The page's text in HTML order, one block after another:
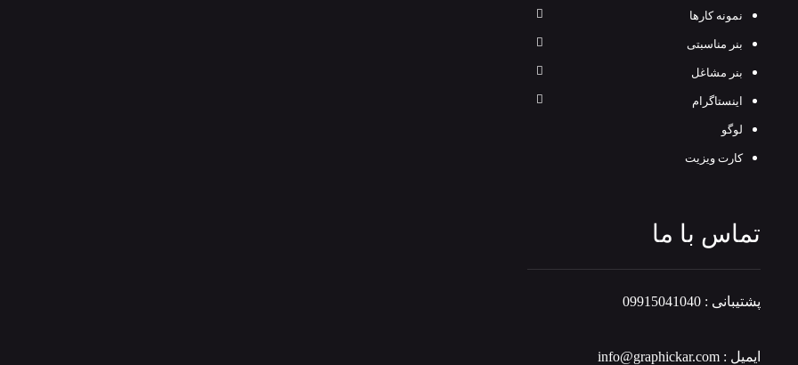
نمونه کارها
بنر مناسبتی
بنر مشاغل
اینستاگرام
لوگو
کارت ویزیت
تماس با ما
پشتیبانی : 09915041040
ایمیل : info@graphickar.com